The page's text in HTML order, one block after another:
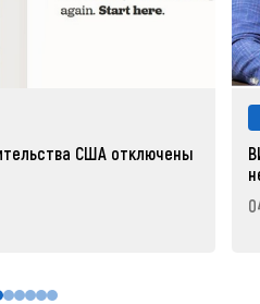
США отключены